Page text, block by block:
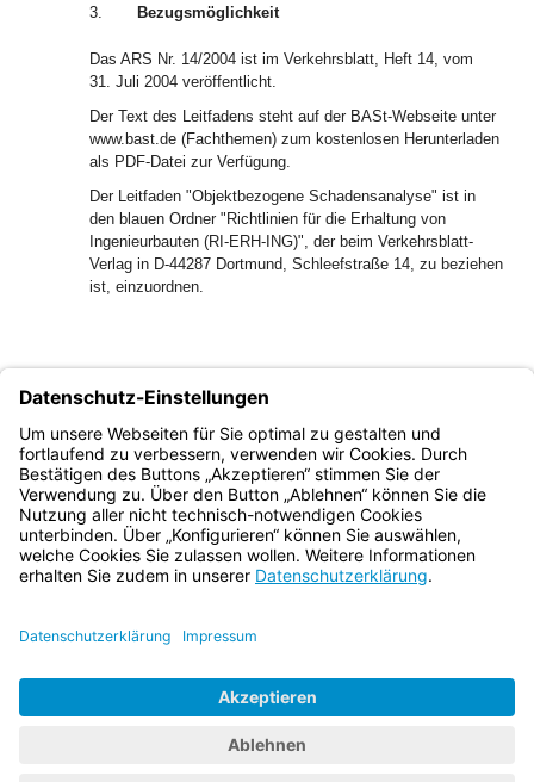
3. Bezugsmöglichkeit
Das ARS Nr. 14/2004 ist im Verkehrsblatt, Heft 14, vom
31. Juli 2004 veröffentlicht.
Der Text des Leitfadens steht auf der BASt-Webseite unter
www.bast.de (Fachthemen) zum kostenlosen Herunterladen
als PDF-Datei zur Verfügung.
Der Leitfaden "Objektbezogene Schadensanalyse" ist in
den blauen Ordner "Richtlinien für die Erhaltung von
Ingenieurbauten (RI-ERH-ING)", der beim Verkehrsblatt-
Verlag in D-44287 Dortmund, Schleefstraße 14, zu beziehen
ist, einzuordnen.
Poxleitner
Ministerialdirektor
Bayern.de
BayernPortal
Impressum